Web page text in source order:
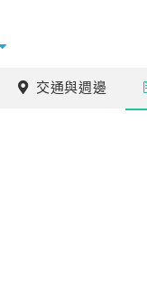
交通與週邊